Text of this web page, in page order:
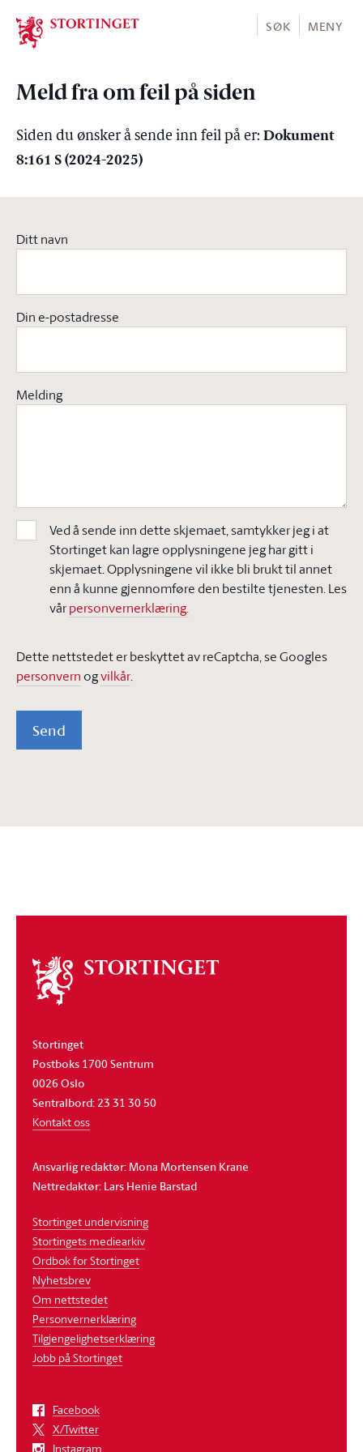
Stortinget.no
SØK MENY
Meld fra om feil på siden
Siden du ønsker å sende inn feil på er: Dokument
8:161 S (2024-2025)
Ditt navn
Din e-postadresse
Melding
Ved å sende inn dette skjemaet, samtykker jeg i at
Stortinget kan lagre opplysningene jeg har gitt i
skjemaet. Opplysningene vil ikke bli brukt til annet
enn å kunne gjennomføre den bestilte tjenesten. Les
vårpersonvernerklæring.
Dette nettstedet er beskyttet av reCaptcha, se Googles
personvern ogvilkår.
Send
Om
stortinget
Stortinget
Postboks 1700 Sentrum
0026 Oslo
Sentralbord: 23 31 30 50
Kontakt oss
Ansvarlig redaktør: Mona Mortensen Krane
Nettredaktør: Lars Henie Barstad
Stortinget undervisning
Stortingets mediearkiv
Ordbok for Stortinget
Nyhetsbrev
Om nettstedet
Personvernerklæring
Tilgjengelighetserklæring
Jobb på Stortinget
Facebook
X/Twitter
Instagram